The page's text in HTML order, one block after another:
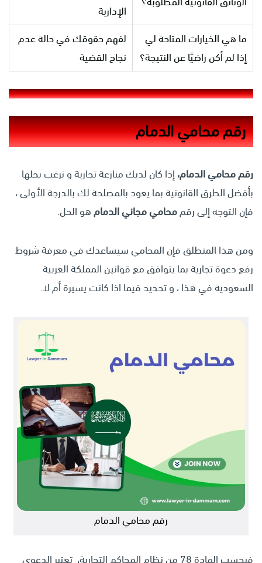
الإدارية
ما هي الخيارات المتاحة لي
إذا لم أكن راضيًا عن النتيجة؟
لفهم حقوقك في حالة عدم
نجاح القضية
رقم محامي الدمام
رقم محامي الدمام، إذا كان لديك منازعة تجارية و ترغب بحلها
بأفضل الطرق القانونية بما يعود بالمصلحة لك بالدرجة الأولى ،
فإن التوجه إلى رقممحاميمجانيالدمامهو الحل.
ومن هذا المنطلق فإن المحامي سيساعدك في معرفة شروط
رفع دعوة تجارية بما يتوافق مع قوانين المملكة العربية
السعودية في هذا ، و تحديد فيما اذا كانت يسيرة أم لا.
رقم محامي الدمام
فبحسب المادة 78 من نظام المحاكم التجارية، تعتبر الدعوى